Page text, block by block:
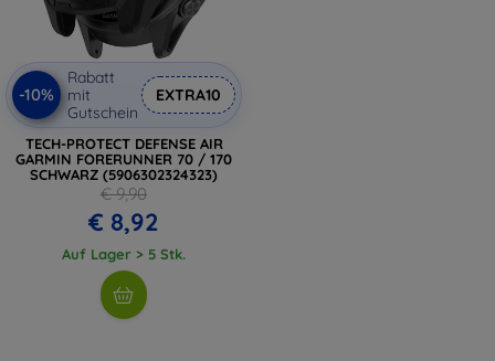
-10%
Rabatt
mit
Gutschein
EXTRA10
TECH-PROTECT DEFENSE AIR
GARMIN FORERUNNER 70 / 170
SCHWARZ (5906302324323)
€ 9,90
€ 8,92
Auf Lager > 5 Stk.